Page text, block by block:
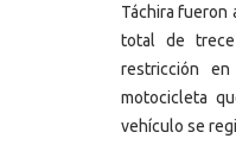
Táchira fueron
total de
restricción
motocicleta
vehículo se